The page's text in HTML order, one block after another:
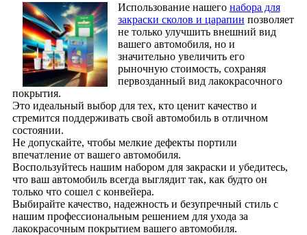
Использование нашего набора для
закраски сколов и царапин позволяет
не только улучшить внешний вид
вашего автомобиля, но и
значительно увеличить его
рыночную стоимость, сохраняя
первозданный вид лакокрасочного
покрытия.
Это идеальный выбор для тех, кто ценит качество и
стремится поддерживать свой автомобиль в отличном
состоянии.
Не допускайте, чтобы мелкие дефекты портили
впечатление от вашего автомобиля.
Воспользуйтесь нашим набором для закраски и убедитесь,
что ваш автомобиль всегда выглядит так, как будто он
только что сошел с конвейера.
Выбирайте качество, надежность и безупречный стиль с
нашим профессиональным решением для ухода за
лакокрасочным покрытием вашего автомобиля.